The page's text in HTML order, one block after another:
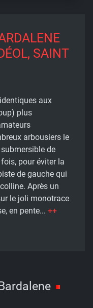
SAINT
aux
plus
arbousiers le
de
pour éviter la
de gauche qui
Après un
le joli monotrace
en pente... ++